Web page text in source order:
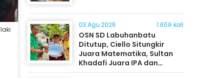
03 Agu 2026 1.659 kali
OSN SD Labuhanbatu
Ditutup, Ciello Situngkir
Juara Matematika, Sultan
Khadafi Juara IPA dan
Timothy Rangkuti Juara IPS